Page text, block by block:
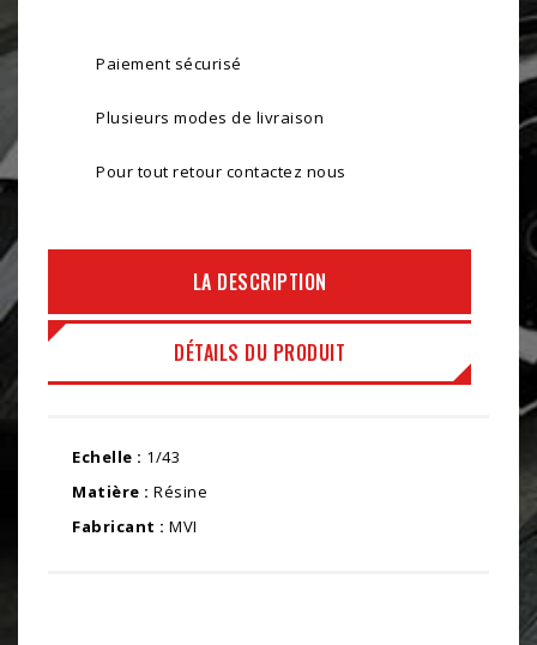
Paiement sécurisé
Plusieurs modes de livraison
Pour tout retour contactez nous
LA DESCRIPTION
DÉTAILS DU PRODUIT
Echelle : 1/43
Matière : Résine
Fabricant : MVI